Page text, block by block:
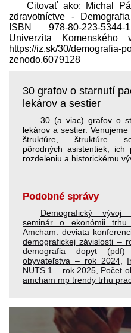
Citovať ako: Michal
zdravotníctve -
ISBN 978-80-223-
Univerzita
https://iz.sk/​30/
zenodo.6079128
30 grafov o starnutí
lekárov a sestier
30 (a viac) grafov o
lekárov a sestier.
štruktúre, štruktúre
pôrodných asistentiek, ich
rozdeleniu a historickému
Podobné správy
Demografický vývoj
seminár o ekonómii trhu
Amcham: deviata
demografickej závislosti –
demografia dopyt (pdf)
obyvateľstva – rok 2024,
NUTS 1 – rok 2025, Počet
amcham mp trendy trhu